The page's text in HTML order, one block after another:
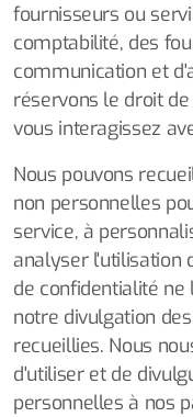
fournisseurs ou
comptabilité, des
communication et
réservons le droit
vous interagissez
Nous pouvons
non personnelles
service, à
analyser l'utilisation
de confidentialité
notre divulgation
recueillies. Nous
d'utiliser et de
personnelles à nos